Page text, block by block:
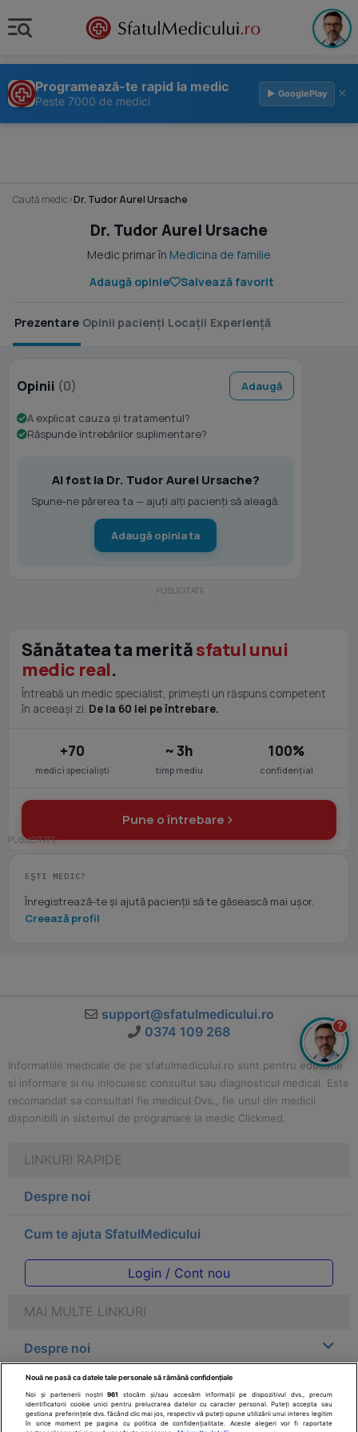
Programează-te rapid la medic
Peste 7000 de medici
▶ GooglePlay ×
Caută medic›Dr. Tudor Aurel Ursache
Dr. Tudor Aurel Ursache
Medic primar în Medicina de familie
Adaugă opinie
Salvează favorit
Prezentare Opinii pacienți Locații Experiență
Opinii (0) Adaugă
A explicat cauza și tratamentul?
Răspunde întrebărilor suplimentare?
Ai fost la Dr. Tudor Aurel Ursache?
Spune-ne părerea ta — ajuți alți pacienți să aleagă.
Adaugă opinia ta
Sănătatea ta merităsfatul unui
medic real.
Întreabă un medic specialist, primești un răspuns competent
în aceeași zi. De la 60 lei pe întrebare.
+70
medici specialiști
~ 3h
timp mediu
100%
confidențial
Pune o întrebare
EȘTI MEDIC?
Înregistrează-te și ajută pacienții să te găsească mai ușor.
Creează profil
support@sfatulmedicului.ro
0374 109 268
Informatiile medicale de pe sfatulmedicului.ro sunt pentru educatie
si informare si nu inlocuiesc consultul sau diagnosticul medical. Este
recomandat sa consultati fie medicul Dvs., fie unul din medicii
disponibili in sistemul de programare la medic Clickmed.
LINKURI RAPIDE
Despre noi
Cum te ajuta SfatulMedicului
Login / Cont nou
MAI MULTE LINKURI
Despre noi
Legal
Drepturile consumatorului
?
Nouă ne pasă ca datele tale personale să rămână confidențiale
Noi și partenerii noștri961
stocăm și/sau accesăm informații pe dispozitivul dvs., precum
identificatorii cookie unici pentru prelucrarea datelor cu caracter personal. Puteți accepta sau
gestiona preferințele dvs. făcând clic mai jos, respectiv vă puteți opune utilizării unui interes legitim
în orice moment pe pagina cu politica de confidențialitate. Aceste alegeri vor fi raportate